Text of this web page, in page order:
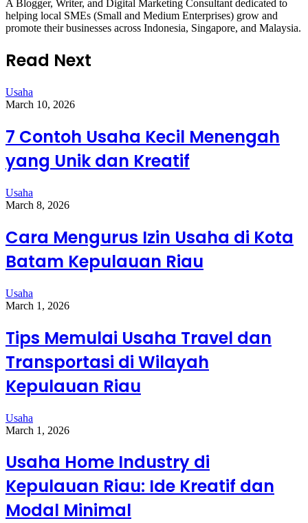
A Blogger, Writer, and Digital Marketing Consultant dedicated to
helping local SMEs (Small and Medium Enterprises) grow and
promote their businesses across Indonesia, Singapore, and Malaysia.
Read Next
Usaha
March 10, 2026
7 Contoh Usaha Kecil Menengah
yang Unik dan Kreatif
Usaha
March 8, 2026
Cara Mengurus Izin Usaha di Kota
Batam Kepulauan Riau
Usaha
March 1, 2026
Tips Memulai Usaha Travel dan
Transportasi di Wilayah
Kepulauan Riau
Usaha
March 1, 2026
Usaha Home Industry di
Kepulauan Riau: Ide Kreatif dan
Modal Minimal